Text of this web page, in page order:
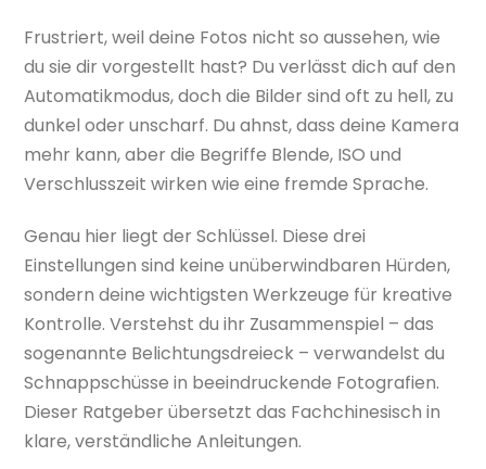
Frustriert, weil deine Fotos nicht so aussehen, wie
du sie dir vorgestellt hast? Du verlässt dich auf den
Automatikmodus, doch die Bilder sind oft zu hell, zu
dunkel oder unscharf. Du ahnst, dass deine Kamera
mehr kann, aber die Begriffe Blende, ISO und
Verschlusszeit wirken wie eine fremde Sprache.
Genau hier liegt der Schlüssel. Diese drei
Einstellungen sind keine unüberwindbaren Hürden,
sondern deine wichtigsten Werkzeuge für kreative
Kontrolle. Verstehst du ihr Zusammenspiel – das
sogenannte Belichtungsdreieck – verwandelst du
Schnappschüsse in beeindruckende Fotografien.
Dieser Ratgeber übersetzt das Fachchinesisch in
klare, verständliche Anleitungen.